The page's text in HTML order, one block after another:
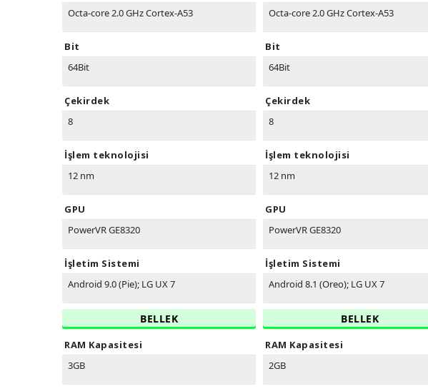
Octa-core 2.0 GHz Cortex-A53
Bit
64Bit
Çekirdek
8
İşlem teknolojisi
12 nm
GPU
PowerVR GE8320
İşletim Sistemi
Android 9.0 (Pie); LG UX 7
BELLEK
RAM Kapasitesi
3GB
Octa-core 2.0 GHz Cortex-A53
Bit
64Bit
Çekirdek
8
İşlem teknolojisi
12 nm
GPU
PowerVR GE8320
İşletim Sistemi
Android 8.1 (Oreo); LG UX 7
BELLEK
RAM Kapasitesi
2GB